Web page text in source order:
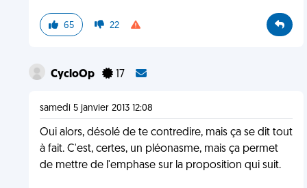
65 22
CycloOp 17
samedi 5 janvier 2013 12:08
Oui alors, désolé de te contredire, mais ça se dit tout
à fait. C'est, certes, un pléonasme, mais ça permet
de mettre de l'emphase sur la proposition qui suit.